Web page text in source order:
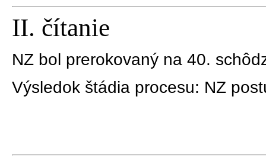
II. čítanie
NZ bol prerokovaný na 40.
Výsledok štádia procesu: NZ